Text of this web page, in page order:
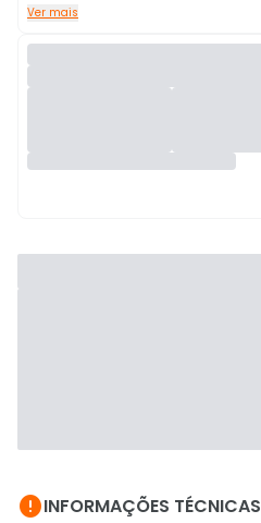
Ver mais
INFORMAÇÕES TÉCNICAS